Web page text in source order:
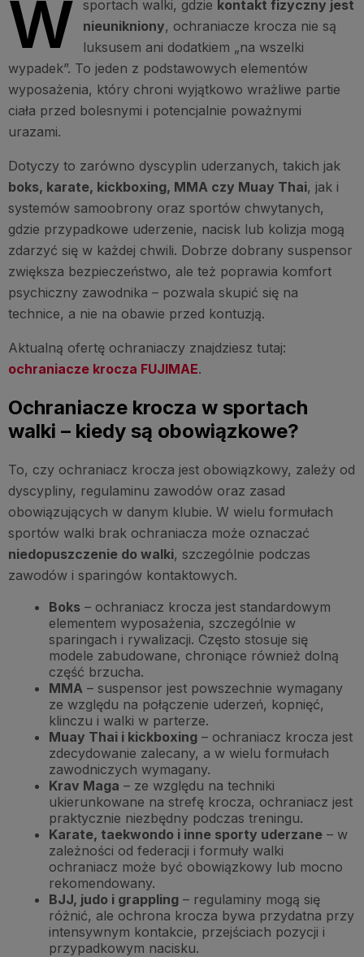
W sportach walki, gdzie kontakt fizyczny jest
nieunikniony, ochraniacze krocza nie są
luksusem ani dodatkiem „na wszelki
wypadek”. To jeden z podstawowych elementów
wyposażenia, który chroni wyjątkowo wrażliwe partie
ciała przed bolesnymi i potencjalnie poważnymi
urazami.
Dotyczy to zarówno dyscyplin uderzanych, takich jak
boks, karate, kickboxing, MMA czy Muay Thai, jak i
systemów samoobrony oraz sportów chwytanych,
gdzie przypadkowe uderzenie, nacisk lub kolizja mogą
zdarzyć się w każdej chwili. Dobrze dobrany suspensor
zwiększa bezpieczeństwo, ale też poprawia komfort
psychiczny zawodnika – pozwala skupić się na
technice, a nie na obawie przed kontuzją.
Aktualną ofertę ochraniaczy znajdziesz tutaj:
ochraniacze krocza FUJIMAE.
Ochraniacze krocza w sportach
walki – kiedy są obowiązkowe?
To, czy ochraniacz krocza jest obowiązkowy, zależy od
dyscypliny, regulaminu zawodów oraz zasad
obowiązujących w danym klubie. W wielu formułach
sportów walki brak ochraniacza może oznaczać
niedopuszczenie do walki, szczególnie podczas
zawodów i sparingów kontaktowych.
Boks – ochraniacz krocza jest standardowym
elementem wyposażenia, szczególnie w
sparingach i rywalizacji. Często stosuje się
modele zabudowane, chroniące również dolną
część brzucha.
MMA – suspensor jest powszechnie wymagany
ze względu na połączenie uderzeń, kopnięć,
klinczu i walki w parterze.
Muay Thai i kickboxing – ochraniacz krocza jest
zdecydowanie zalecany, a w wielu formułach
zawodniczych wymagany.
Krav Maga – ze względu na techniki
ukierunkowane na strefę krocza, ochraniacz jest
praktycznie niezbędny podczas treningu.
Karate, taekwondo i inne sporty uderzane – w
zależności od federacji i formuły walki
ochraniacz może być obowiązkowy lub mocno
rekomendowany.
BJJ, judo i grappling – regulaminy mogą się
różnić, ale ochrona krocza bywa przydatna przy
intensywnym kontakcie, przejściach pozycji i
przypadkowym nacisku.